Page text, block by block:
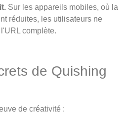
Sur les appareils mobiles, où la
réduites, les utilisateurs ne
complète.
de Quishing
de créativité :